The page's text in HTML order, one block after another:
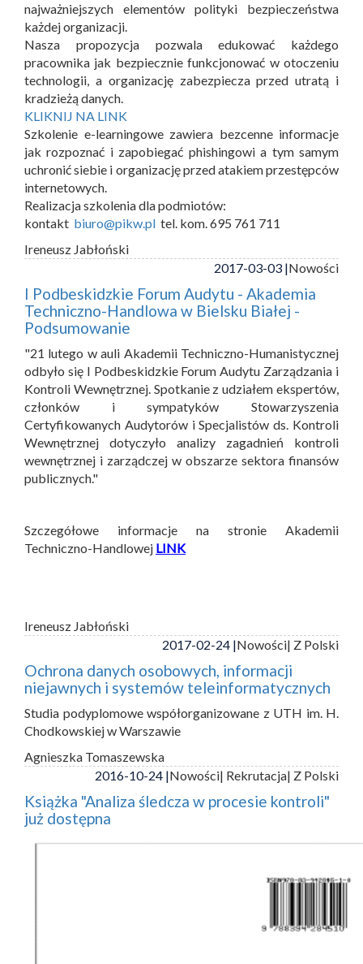
najważniejszych elementów polityki bezpieczeństwa
każdej organizacji.
Nasza propozycja pozwala edukować każdego
pracownika jak bezpiecznie funkcjonować w otoczeniu
technologii, a organizację zabezpiecza przed utratą i
kradzieżą danych.
KLIKNIJ NA LINK
Szkolenie e-learningowe zawiera bezcenne informacje
jak rozpoznać i zapobiegać phishingowi a tym samym
uchronić siebie i organizację przed atakiem przestępców
internetowych.
Realizacja szkolenia dla podmiotów:
kontakt biuro@pikw.pl tel. kom. 695 761 711
Ireneusz Jabłoński
2017-03-03 |Nowości
I Podbeskidzkie Forum Audytu - Akademia
Techniczno-Handlowa w Bielsku Białej -
Podsumowanie
"21 lutego w auli Akademii Techniczno-Humanistycznej
odbyło się I Podbeskidzkie Forum Audytu Zarządzania i
Kontroli Wewnętrznej. Spotkanie z udziałem ekspertów,
członków i sympatyków Stowarzyszenia
Certyfikowanych Audytorów i Specjalistów ds. Kontroli
Wewnętrznej dotyczyło analizy zagadnień kontroli
wewnętrznej i zarządczej w obszarze sektora finansów
publicznych."
Szczegółowe informacje na stronie Akademii
Techniczno-Handlowej LINK
Ireneusz Jabłoński
2017-02-24 |Nowości| Z Polski
Ochrona danych osobowych, informacji
niejawnych i systemów teleinformatycznych
Studia podyplomowe współorganizowane z UTH im. H.
Chodkowskiej w Warszawie
Agnieszka Tomaszewska
2016-10-24 |Nowości| Rekrutacja| Z Polski
Książka "Analiza śledcza w procesie kontroli"
już dostępna